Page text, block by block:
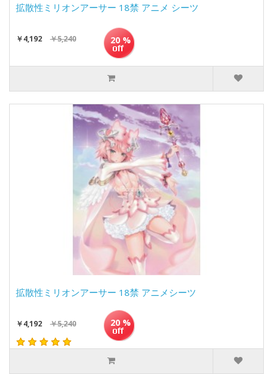
拡散性ミリオンアーサー 18禁 アニメ シーツ
￥4,192 ￥5,240 20 %
拡散性ミリオンアーサー 18禁 アニメシーツ
￥4,192 ￥5,240 20 %